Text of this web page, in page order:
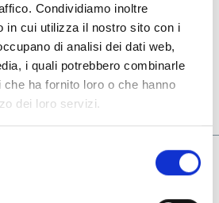
Condividiamo inoltre
in cui utilizza il nostro sito con i
di analisi dei dati web,
i quali potrebbero combinarle
ha fornito loro o che hanno
dei loro servizi.